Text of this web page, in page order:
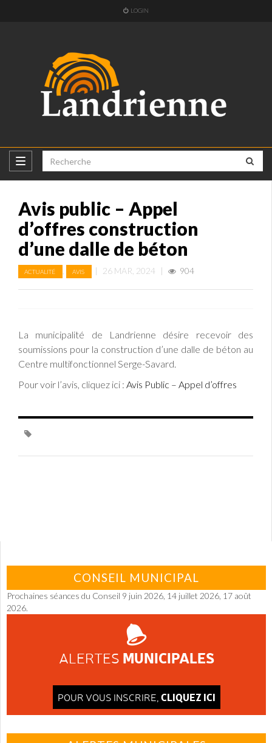
LOGIN
Avis public – Appel
d’offres construction
d’une dalle de béton
ACTUALITÉ AVIS | 26 MAR, 2024 | 904
La municipalité de Landrienne désire recevoir des
soumissions pour la construction d’une dalle de béton au
Centre multifonctionnel Serge-Savard.
Pour voir l’avis, cliquez ici : Avis Public – Appel d’offres
CONSEIL MUNICIPAL
Prochaines séances du Conseil 9 juin 2026, 14 juillet 2026, 17 août
2026.
ALERTES MUNICIPALES
POUR VOUS INSCRIRE, CLIQUEZ ICI